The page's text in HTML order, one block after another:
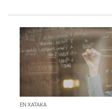
EN XATAKA